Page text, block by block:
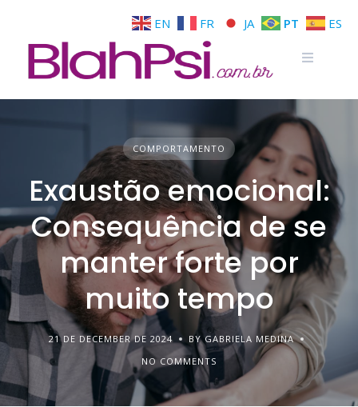
COMPORTAMENTO
Exaustão emocional:
Consequência de se
manter forte por
muito tempo
21 DE DECEMBER DE 2024
BY GABRIELA MEDINA
NO COMMENTS
EN FR JA PT ES